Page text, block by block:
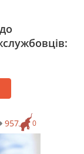
0
957